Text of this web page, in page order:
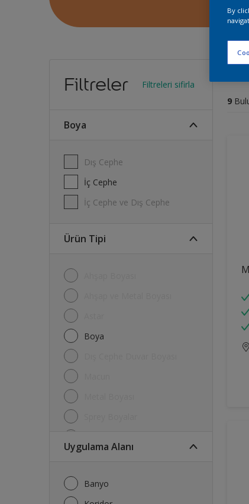
Filtreler Filtreleri sifirla
Boya
Dış Cephe
İç Cephe
İç Cephe ve Dış Cephe
Ürün Tipi
Boya
Uygulama Alanı
Banyo
9
By